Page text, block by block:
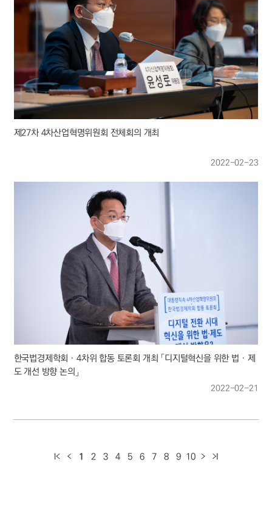
제27차 4차산업혁명위원회 전체회의 개최
2022-02-23
한국법경제학회‧4차위 합동 토론회 개최 「디지털혁신을 위한 법‧제
도 개선 방향 논의」
2022-02-21
1 2 3 4 5 6 7 8 9 10